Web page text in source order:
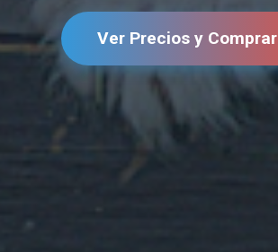
Ver Precios y Comprar